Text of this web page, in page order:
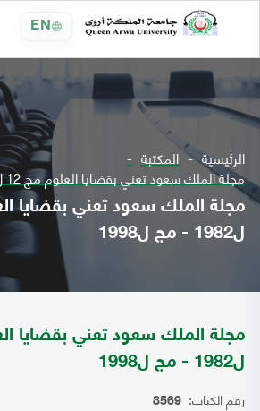
EN
الرئيسية المكتبة
مجلة الملك سعود تعني بقضايا العلوم مج 12 ل1982 - مج ل1998
ل1982 - مج ل1998
ل1982 - مج ل1998
رقم الكتاب: 8569